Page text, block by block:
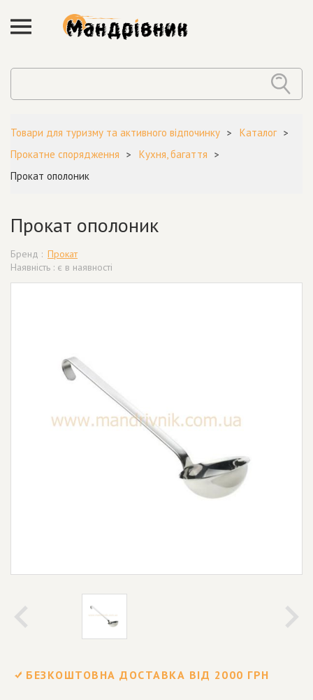
Товари для туризму та активного відпочинку
Каталог
Прокатне спорядження
Кухня, багаття
Прокат ополоник
Прокат ополоник
Бренд : Прокат
Наявність : є в наявності
БЕЗКОШТОВНА ДОСТАВКА ВІД 2000 ГРН